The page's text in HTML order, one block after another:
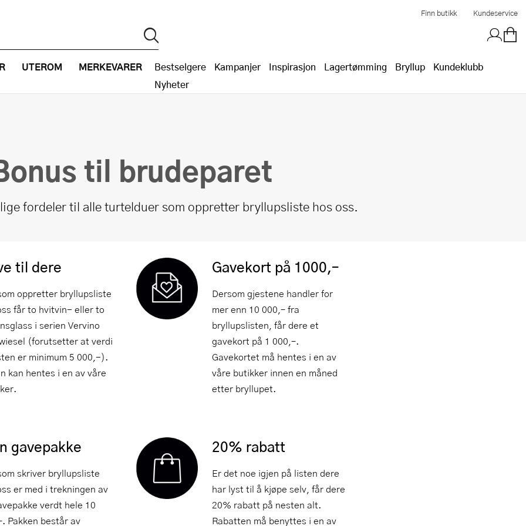
Finn butikk Kundeservice
UTEROM MERKEVARER Bestselgere Kampanjer Inspirasjon Lagertømming Bryllup
Kundeklubb
Nyheter
til brudeparet
fordeler til alle turtelduer som oppretter bryllupsliste hos oss.
til dere
oppretter bryllupsliste
får to hvitvin- eller to
i serien Vervino
(forutsetter at verdi
er minimum 5 000,-).
kan hentes i en av våre
gavepakke
skriver bryllupsliste
er med i trekningen av
verdt hele 10
Pakken består av
Gavekort på 1000,–
Dersom gjestene handler for
mer enn 10 000,– fra
bryllupslisten, får dere et
gavekort på 1 000,–.
Gavekortet må hentes i en av
våre butikker innen en måned
etter bryllupet.
20% rabatt
Er det noe igjen på listen dere
har lyst til å kjøpe selv, får dere
20% rabatt på nesten alt.
Rabatten må benyttes i en av